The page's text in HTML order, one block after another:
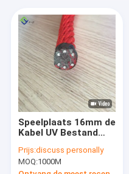
Speelplaats 16mm de
Kabel UV Bestand
Polyestercombinatie
met Staalkern
Prijs:discuss personally
MOQ:1000M